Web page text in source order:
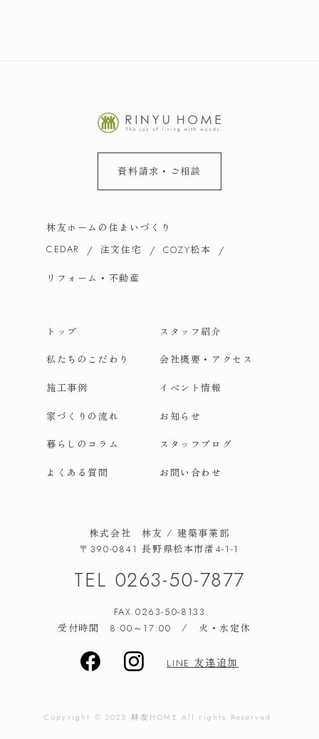
資料請求・ご相談
林友ホームの住まいづくり
CEDAR
注文住宅 COZY松本
リフォーム・不動産
トップ スタッフ紹介
私たちのこだわり 会社概要・アクセス
施工事例 イベント情報
家づくりの流れ お知らせ
暮らしのコラム スタッフブログ
よくある質問 お問い合わせ
株式会社 林友 / 建築事業部
〒390-0841 長野県松本市渚4-1-1
TEL 0263-50-7877
FAX.0263-50-8133
受付時間 8:00～17:00 / 火・水定休
LINE 友達追加
Copyright © 2023 林友HOME All rights Reserved.